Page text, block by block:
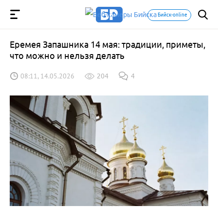
Бийск-online
Еремея Запашника 14 мая: традиции, приметы,
что можно и нельзя делать
08:11, 14.05.2026 204 4